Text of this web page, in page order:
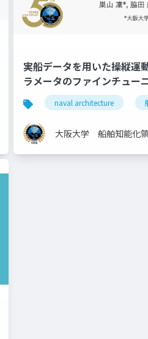
舶海洋工学
実船データを⽤いた操縦運
ラメータのファインチュー
naval architecture
大阪大学 船舶知能化